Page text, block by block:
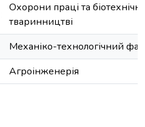
Охорони праці та
тваринництві
Механіко-технологічний
Агроінженерія